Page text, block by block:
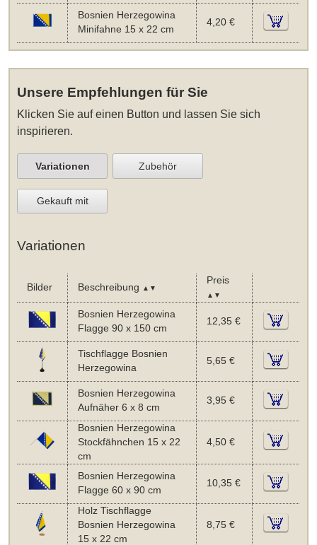
Bosnien Herzegowina
Minifahne 15 x 22 cm
4,20 €
Unsere Empfehlungen für Sie
Klicken Sie auf einen Button und lassen Sie sich
inspirieren.
Variationen Zubehör
Gekauft mit
Variationen
Bilder Beschreibung ▲▼
Preis
▲▼
Bosnien Herzegowina
Flagge 90 x 150 cm
12,35 €
Tischflagge Bosnien
Herzegowina
5,65 €
Bosnien Herzegowina
Aufnäher 6 x 8 cm
3,95 €
Bosnien Herzegowina
Stockfähnchen 15 x 22
cm
4,50 €
Bosnien Herzegowina
Flagge 60 x 90 cm
10,35 €
Holz Tischflagge
Bosnien Herzegowina
15 x 22 cm
8,75 €